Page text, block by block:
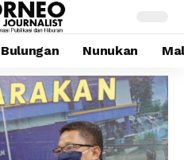
Bulungan Nunukan